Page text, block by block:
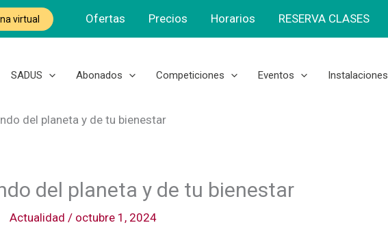
virtual Ofertas Precios Horarios RESERVA CLASES
SADUS Abonados Competiciones Eventos Instalaciones
del planeta y de tu bienestar
del planeta y de tu bienestar
Actualidad / octubre 1, 2024